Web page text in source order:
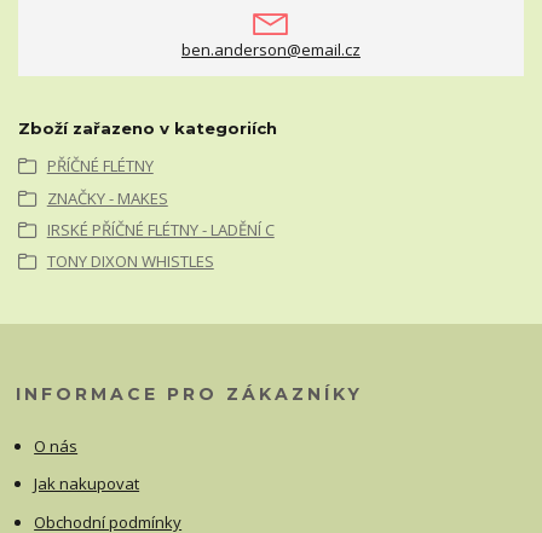
ben.anderson@email.cz
Zboží zařazeno v kategoriích
PŘÍČNÉ FLÉTNY
ZNAČKY - MAKES
IRSKÉ PŘÍČNÉ FLÉTNY - LADĚNÍ C
TONY DIXON WHISTLES
INFORMACE PRO ZÁKAZNÍKY
O nás
Jak nakupovat
Obchodní podmínky